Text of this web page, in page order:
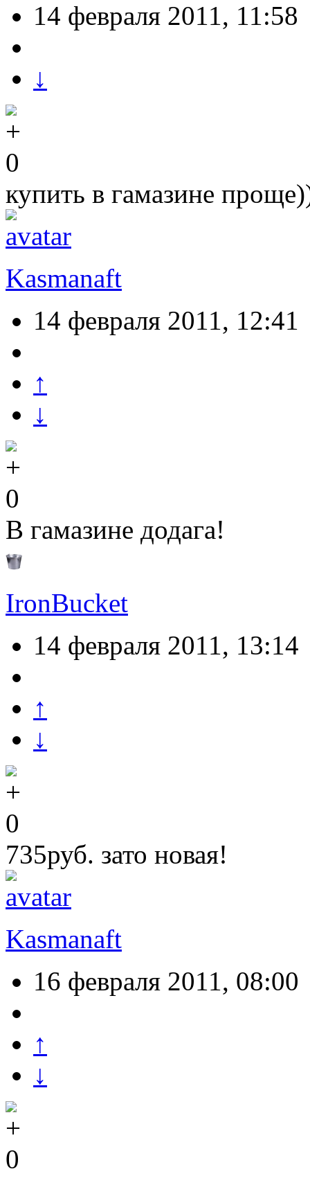
14 февраля 2011, 11:58
↓
0
купить в гамазине
Kasmanaft
14 февраля 2011, 12:41
↑
↓
0
В гамазине додага!
IronBucket
14 февраля 2011, 13:14
↑
↓
0
735руб. зато новая!
Kasmanaft
16 февраля 2011, 08:00
↑
↓
0